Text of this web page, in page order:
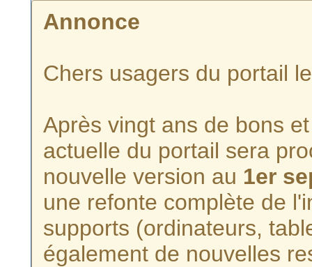
Annonce
Chers usagers du portail
Après vingt ans de bons
actuelle du portail sera
nouvelle version au 1er
une refonte complète de
supports (ordinateurs,
également de nouvelles